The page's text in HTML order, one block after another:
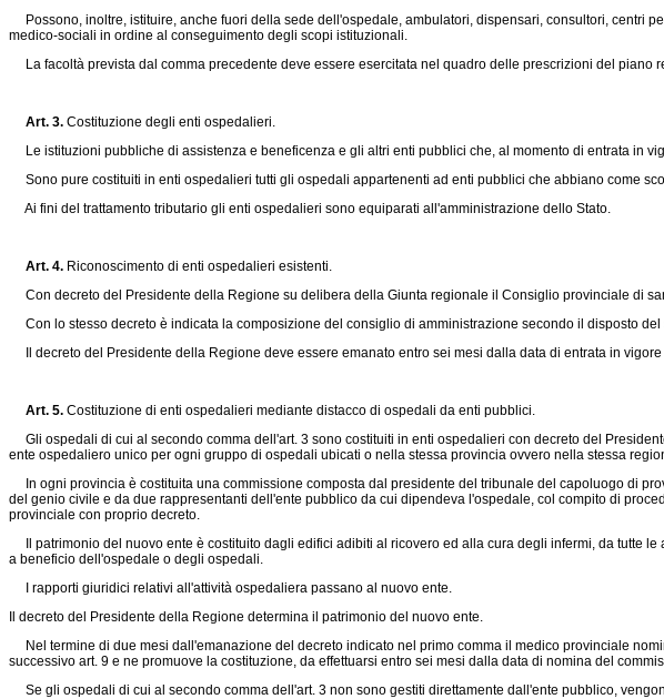
Possono, inoltre, istituire, anche fuori della sede dell'ospedale, ambulatori, dispensari, consultori, centri
medico-sociali in ordine al conseguimento degli scopi istituzionali.
La facoltà prevista dal comma precedente deve essere esercitata nel quadro delle prescrizioni del
Art. 3. Costituzione degli enti ospedalieri.
Le istituzioni pubbliche di assistenza e beneficenza e gli altri enti pubblici che, al momento di entrata in
Sono pure costituiti in enti ospedalieri tutti gli ospedali appartenenti ad enti pubblici che abbiano come
Ai fini del trattamento tributario gli enti ospedalieri sono equiparati all'amministrazione dello Stato.
Art. 4. Riconoscimento di enti ospedalieri esistenti.
Con decreto del Presidente della Regione su delibera della Giunta regionale il Consiglio provinciale di
Con lo stesso decreto è indicata la composizione del consiglio di amministrazione secondo il disposto del
Il decreto del Presidente della Regione deve essere emanato entro sei mesi dalla data di entrata in
Art. 5. Costituzione di enti ospedalieri mediante distacco di ospedali da enti pubblici.
Gli ospedali di cui al secondo comma dell'art. 3 sono costituiti in enti ospedalieri con decreto del
ente ospedaliero unico per ogni gruppo di ospedali ubicati o nella stessa provincia ovvero nella stessa
In ogni provincia è costituita una commissione composta dal presidente del tribunale del capoluogo di
del genio civile e da due rappresentanti dell'ente pubblico da cui dipendeva l'ospedale, col compito di
provinciale con proprio decreto.
Il patrimonio del nuovo ente è costituito dagli edifici adibiti al ricovero ed alla cura degli infermi, da tutte
a beneficio dell'ospedale o degli ospedali.
I rapporti giuridici relativi all'attività ospedaliera passano al nuovo ente.
Il decreto del Presidente della Regione determina il patrimonio del nuovo ente.
Nel termine di due mesi dall'emanazione del decreto indicato nel primo comma il medico provinciale
successivo art. 9 e ne promuove la costituzione, da effettuarsi entro sei mesi dalla data di nomina del
Se gli ospedali di cui al secondo comma dell'art. 3 non sono gestiti direttamente dall'ente pubblico,